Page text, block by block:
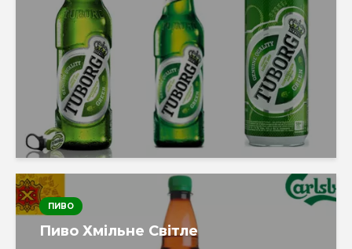
ПИВО
Пиво Хмільне Світле